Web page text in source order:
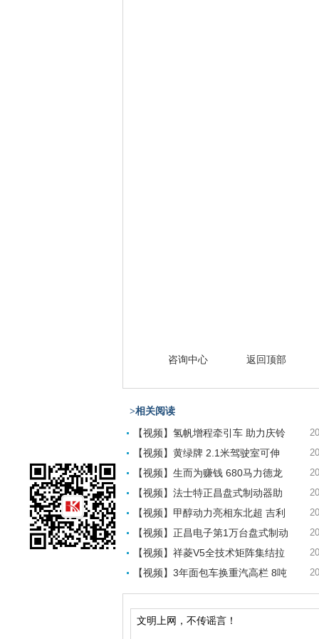
咨询中心 返回顶部
>相关阅读
【视频】氢帆增程牵引车 助力庆铃
【视频】黄绿牌 2.1米驾驶室可伸
【视频】生而为赚钱 680马力德龙
【视频】法士特正昌盘式制动器助
【视频】甲醇动力亮相东北超 吉利
【视频】正昌电子第1万台盘式制动
【视频】祥菱V5全技术矩阵集结拉
【视频】3年面包车换重汽高栏 8吨